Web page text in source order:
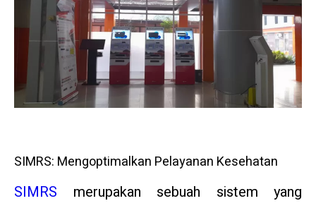
SIMRS: Mengoptimalkan Pelayanan Kesehatan
SIMRS merupakan sebuah sistem yang